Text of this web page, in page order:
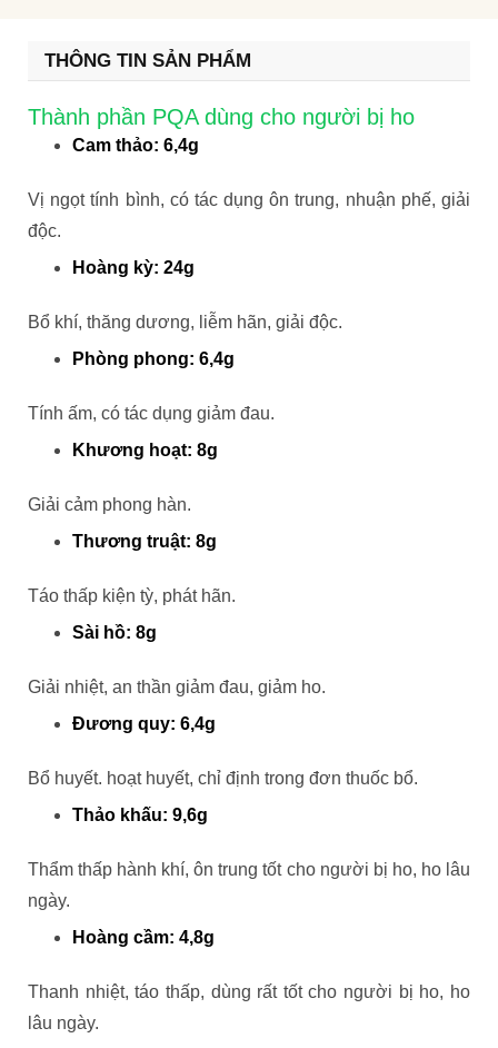
THÔNG TIN SẢN PHẨM
Thành phần PQA dùng cho người bị ho
Cam thảo: 6,4g
Vị ngọt tính bình, có tác dụng ôn trung, nhuận phế, giải
độc.
Hoàng kỳ: 24g
Bổ khí, thăng dương, liễm hãn, giải độc.
Phòng phong: 6,4g
Tính ấm, có tác dụng giảm đau.
Khương hoạt: 8g
Giải cảm phong hàn.
Thương truật: 8g
Táo thấp kiện tỳ, phát hãn.
Sài hồ: 8g
Giải nhiệt, an thần giảm đau, giảm ho.
Đương quy: 6,4g
Bổ huyết. hoạt huyết, chỉ định trong đơn thuốc bổ.
Thảo khấu: 9,6g
Thẩm thấp hành khí, ôn trung tốt cho người bị ho, ho lâu
ngày.
Hoàng cầm: 4,8g
Thanh nhiệt, táo thấp, dùng rất tốt cho người bị ho, ho
lâu ngày.